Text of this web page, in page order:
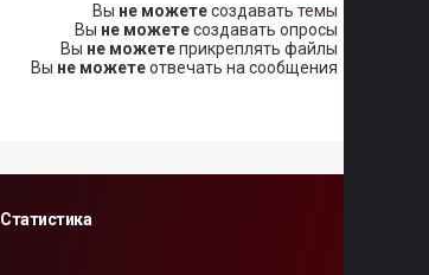
Вы не можетесоздавать темы
Вы не можетесоздавать опросы
Вы не можетеприкреплять файлы
Вы не можетеотвечать на сообщения
Статистика